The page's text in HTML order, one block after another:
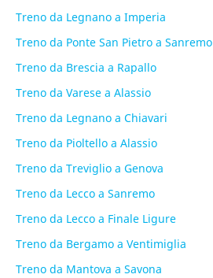
Treno da Legnano a Imperia
Treno da Ponte San Pietro a Sanremo
Treno da Brescia a Rapallo
Treno da Varese a Alassio
Treno da Legnano a Chiavari
Treno da Pioltello a Alassio
Treno da Treviglio a Genova
Treno da Lecco a Sanremo
Treno da Lecco a Finale Ligure
Treno da Bergamo a Ventimiglia
Treno da Mantova a Savona